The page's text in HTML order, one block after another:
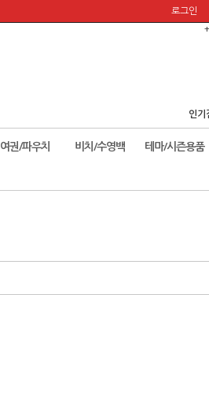
로그인
인기
여권/파우치 비치/수영백 테마/시즌용품